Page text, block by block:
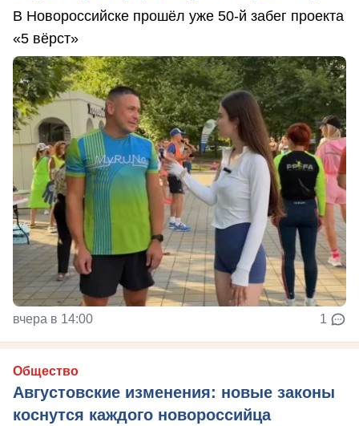
В Новороссийске прошёл уже 50-й забег проекта
«5 вёрст»
вчера в 14:00 1
Общество
Августовские изменения: новые законы
коснутся каждого новороссийца